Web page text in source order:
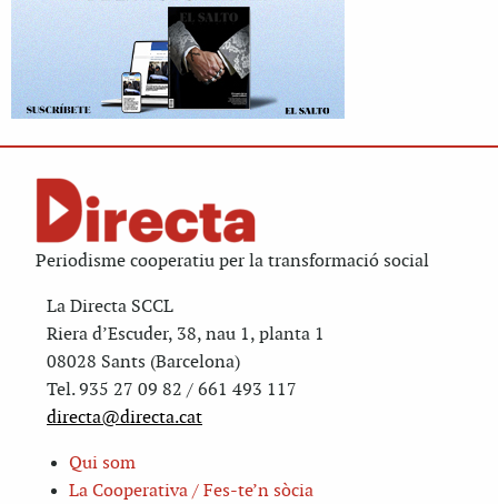
Periodisme cooperatiu per la transformació social
La Directa SCCL
Riera d’Escuder, 38, nau 1, planta 1
08028 Sants (Barcelona)
Tel. 935 27 09 82 / 661 493 117
directa@directa.cat
Qui som
La Cooperativa / Fes-te’n sòcia